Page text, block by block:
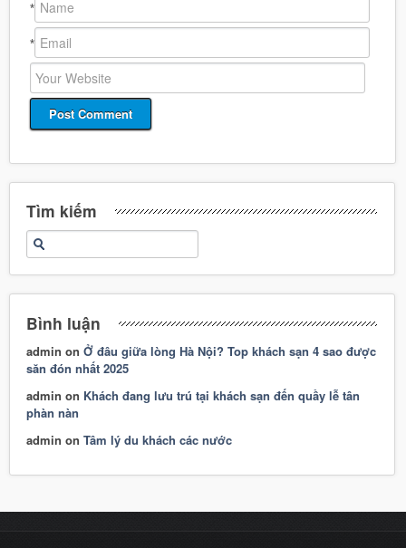
*
*
Tìm kiếm
Bình luận
admin onỞ đâu giữa lòng Hà Nội? Top khách sạn 4 sao được
săn đón nhất 2025
admin on Khách đang lưu trú tại khách sạn đến quầy lễ tân
phàn nàn
admin onTâm lý du khách các nước